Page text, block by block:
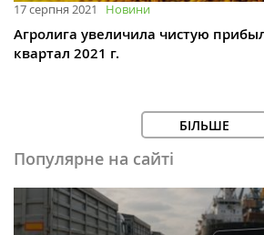
17 серпня 2021 Новини
Агролига увеличила чистую
квартал 2021 г.
БІЛЬШЕ
Популярне на сайті